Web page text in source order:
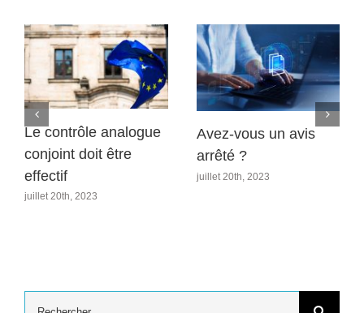
Le contrôle analogue
conjoint doit être
effectif
juillet 20th, 2023
Avez-vous un avis
arrêté ?
juillet 20th, 2023